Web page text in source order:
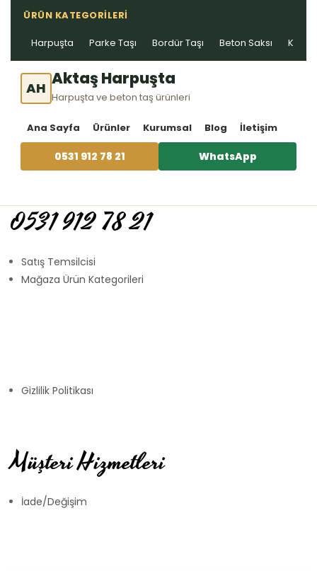
ÜRÜN KATEGORILERI
Harpuşta Parke Taşı Bordür Taşı Beton Saksı Kablo
AH Aktaş Harpuşta
Harpuşta ve beton taş ürünleri
Ana Sayfa Ürünler Kurumsal Blog İletişim
0531 912 78 21 WhatsApp
0531 912 78 21
Satış Temsilcisi
Mağaza Ürün Kategorileri
Gizlilik Politikası
Müşteri Hizmetleri
İade/Değişim